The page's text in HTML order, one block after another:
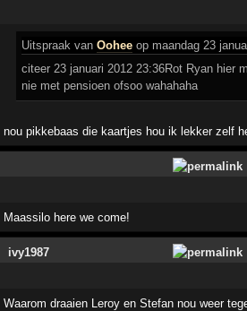
Uitspraak vanOohee op maandag 23
citeer 23 januari 2012 23:36Rot Ryan hier
nie met pensioen ofsoo wahahaha
nou pikkebaas die kaartjes hou ik lekker zelf
Maassilo here we come!
ivy1987
Waarom draaien Leroy en Stefan nou weer